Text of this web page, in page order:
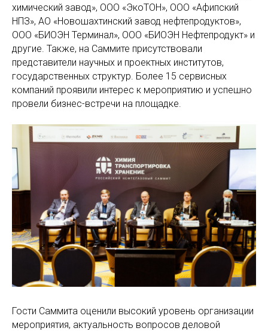
химический завод», ООО «ЭкоТОН», ООО «Афипский
НПЗ», АО «Новошахтинский завод нефтепродуктов»,
ООО «БИОЭН Терминал», ООО «БИОЭН Нефтепродукт» и
другие. Также, на Саммите присутствовали
представители научных и проектных институтов,
государственных структур. Более 15 сервисных
компаний проявили интерес к мероприятию и успешно
провели бизнес-встречи на площадке.
Гости Саммита оценили высокий уровень организации
мероприятия, актуальность вопросов деловой